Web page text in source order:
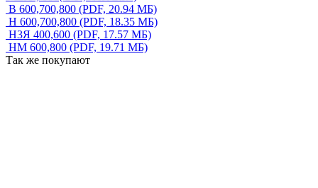
В 600,700,800 (PDF, 20.94 МБ)
Н 600,700,800 (PDF, 18.35 МБ)
Н3Я 400,600 (PDF, 17.57 МБ)
НМ 600,800 (PDF, 19.71 МБ)
Так же покупают